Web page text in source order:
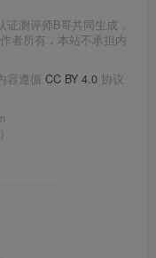
测评师B哥共同生成，
者所有，本站不承担内
容遵循 CC BY 4.0 协议